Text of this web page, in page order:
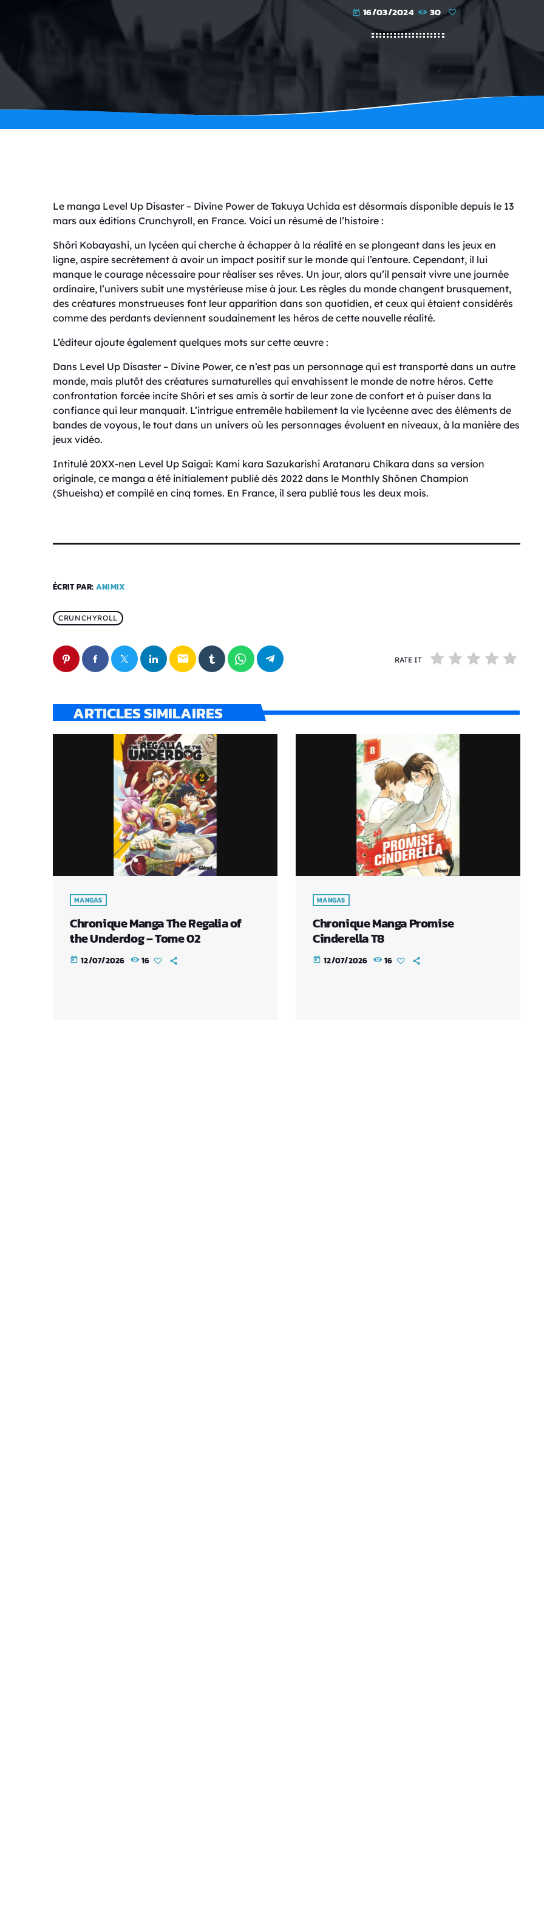
today 16/03/2024 30
Le manga Level Up Disaster – Divine Power de Takuya Uchida est désormais disponible depuis le 13
mars aux éditions Crunchyroll, en France. Voici un résumé de l’histoire :
Shôri Kobayashi, un lycéen qui cherche à échapper à la réalité en se plongeant dans les jeux en
ligne, aspire secrètement à avoir un impact positif sur le monde qui l’entoure. Cependant, il lui
manque le courage nécessaire pour réaliser ses rêves. Un jour, alors qu’il pensait vivre une journée
ordinaire, l’univers subit une mystérieuse mise à jour. Les règles du monde changent brusquement,
des créatures monstrueuses font leur apparition dans son quotidien, et ceux qui étaient considérés
comme des perdants deviennent soudainement les héros de cette nouvelle réalité.
L’éditeur ajoute également quelques mots sur cette œuvre :
Dans Level Up Disaster – Divine Power, ce n’est pas un personnage qui est transporté dans un autre
monde, mais plutôt des créatures surnaturelles qui envahissent le monde de notre héros. Cette
confrontation forcée incite Shôri et ses amis à sortir de leur zone de confort et à puiser dans la
confiance qui leur manquait. L’intrigue entremêle habilement la vie lycéenne avec des éléments de
bandes de voyous, le tout dans un univers où les personnages évoluent en niveaux, à la manière des
jeux vidéo.
Intitulé 20XX-nen Level Up Saigai: Kami kara Sazukarishi Aratanaru Chikara dans sa version
originale, ce manga a été initialement publié dès 2022 dans le Monthly Shônen Champion
(Shueisha) et compilé en cinq tomes. En France, il sera publié tous les deux mois.
ÉCRIT PAR: ANIMIX
CRUNCHYROLL
email RATE IT
ARTICLES SIMILAIRES
MANGAS
Chronique Manga The Regalia of
the Underdog – Tome 02
today 12/07/2026 16
MANGAS
Chronique Manga Promise
Cinderella T8
today 12/07/2026 16